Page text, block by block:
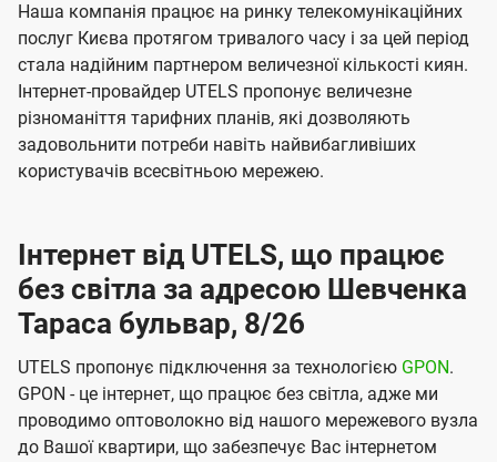
Наша компанія працює на ринку телекомунікаційних
послуг Києва протягом тривалого часу і за цей період
стала надійним партнером величезної кількості киян.
Інтернет-провайдер UTELS пропонує величезне
різноманіття тарифних планів, які дозволяють
задовольнити потреби навіть найвибагливіших
користувачів всесвітньою мережею.
Інтернет від UTELS, що працює
без світла за адресою Шевченка
Тараса бульвар, 8/26
UTELS пропонує підключення за технологією GPON.
GPON - це інтернет, що працює без світла, адже ми
проводимо оптоволокно від нашого мережевого вузла
до Вашої квартири, що забезпечує Вас інтернетом